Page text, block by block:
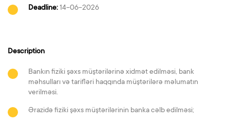
Deadline:14-06-2026
Description
Bankın fiziki şəxs müştərilərinə xidmət edilməsi, bank
məhsulları və tarifləri haqqında müştərilərə məlumatın
verilməsi.
Ərazidə fiziki şəxs müştərilərinin banka cəlb edilməsi;